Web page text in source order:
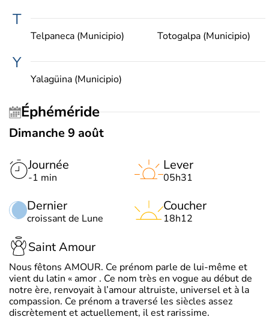
T
Telpaneca (Municipio) Totogalpa (Municipio)
Y
Yalagüina (Municipio)
Éphéméride
Dimanche 9 août
Journée
-1 min
Dernier
croissant de Lune
Lever
05h31
Coucher
18h12
Saint Amour
Nous fêtons AMOUR. Ce prénom parle de lui-même et
vient du latin « amor . Ce nom très en vogue au début de
notre ère, renvoyait à l’amour altruiste, universel et à la
compassion. Ce prénom a traversé les siècles assez
discrètement et actuellement, il est rarissime.